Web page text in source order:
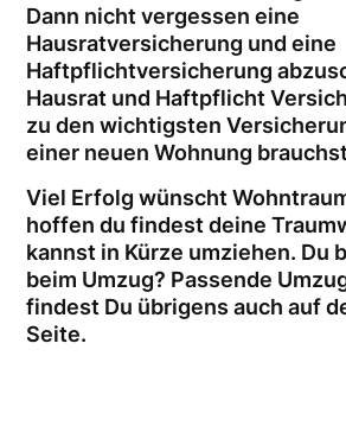
Dann nicht vergessen eine
Hausratversicherung und eine
Haftpflichtversicherung
Hausrat und Haftpflicht
zu den wichtigsten
einer neuen Wohnung
Viel Erfolg wünscht
hoffen du findest deine
kannst in Kürze umziehen. Du
beim Umzug? Passende
findest Du übrigens auch auf
Seite.